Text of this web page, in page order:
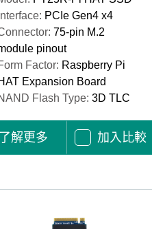
Interface: PCIe Gen4 x4
75-pin M.2
pinout
Factor: Raspberry Pi
Expansion Board
Flash Type: 3D TLC
了解更多 加入比較